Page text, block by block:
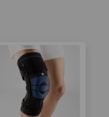
Este
producto
múltiples
variantes.